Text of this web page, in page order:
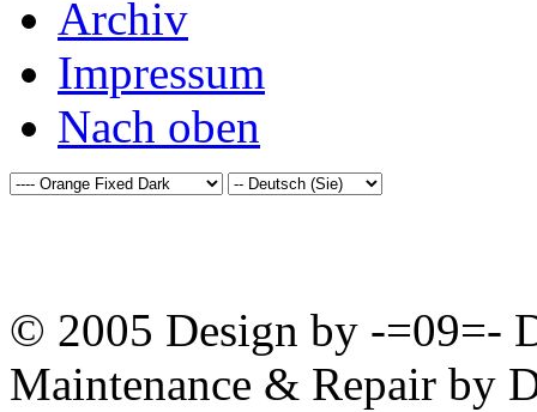
Archiv
Impressum
Nach oben
© 2005 Design by -=09=-
Maintenance & Repair by